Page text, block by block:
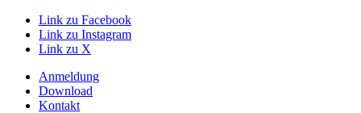
Link zu Facebook
Link zu Instagram
Link zu X
Anmeldung
Download
Kontakt